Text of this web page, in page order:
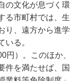
の文化が息づく環
る市町村では、生
り、遠方から進学
いる。
）。このほか、
件を満たせば、国